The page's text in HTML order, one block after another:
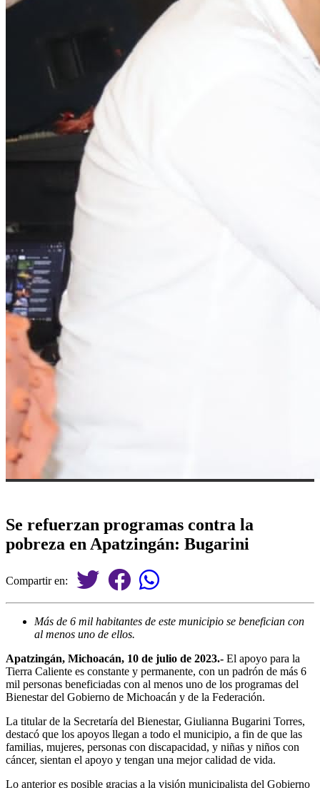
Se refuerzan programas contra la
pobreza en Apatzingán: Bugarini
Compartir en:
Más de 6 mil habitantes de este municipio se benefician con
al menos uno de ellos.
Apatzingán, Michoacán, 10 de julio de 2023.- El apoyo para la
Tierra Caliente es constante y permanente, con un padrón de más 6
mil personas beneficiadas con al menos uno de los programas del
Bienestar del Gobierno de Michoacán y de la Federación.
La titular de la Secretaría del Bienestar, Giulianna Bugarini Torres,
destacó que los apoyos llegan a todo el municipio, a fin de que las
familias, mujeres, personas con discapacidad, y niñas y niños con
cáncer, sientan el apoyo y tengan una mejor calidad de vida.
Lo anterior es posible gracias a la visión municipalista del Gobierno